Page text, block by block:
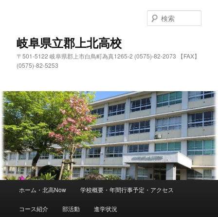
岐阜県立郡上北高校
〒501-5122 岐阜県郡上市白鳥町為真1265-2 (0575)-82-2073 【FAX】
(0575)-82-5253
索
メ
イ
サ
ブ
ホーム・北高Now 学校概要・年間行事予定・アクセス
コース紹介 部活動 進学状況